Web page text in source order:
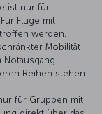
ist nur für
Flüge mit
werden.
Mobilität
Notausgang
Reihen stehen
für Gruppen mit